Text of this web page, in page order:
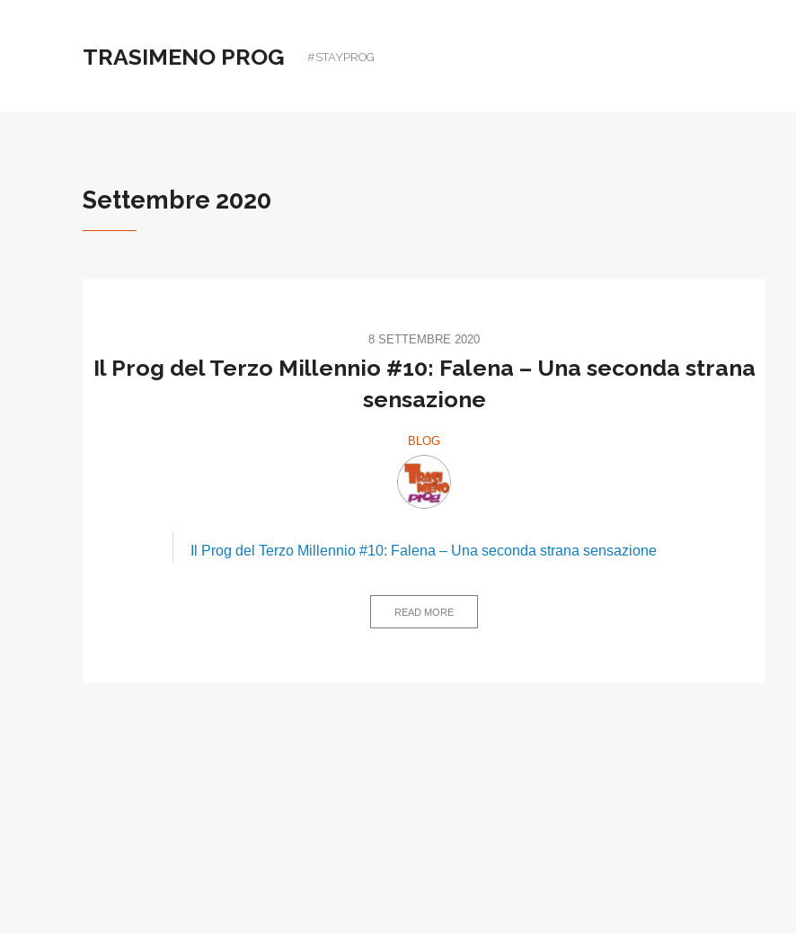
TRASIMENO PROG #STAYPROG
Settembre 2020
8 SETTEMBRE 2020
Il Prog del Terzo Millennio #10: Falena – Una seconda strana
sensazione
BLOG
Il Prog del Terzo Millennio #10: Falena – Una seconda strana sensazione
READ MORE